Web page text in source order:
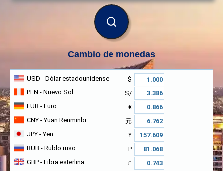
BUSCAR
Cambio de monedas
USD - Dólar estadounidense
$
PEN - Nuevo Sol
S/
EUR - Euro
€
CNY - Yuan Renminbi
元
JPY - Yen
¥
RUB - Rublo ruso
₽
GBP - Libra esterlina
£